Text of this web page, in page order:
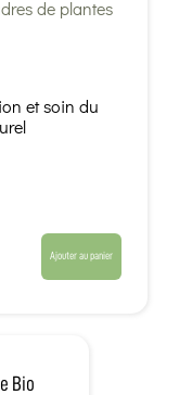
et soin du
Ajouter au panier
Bio